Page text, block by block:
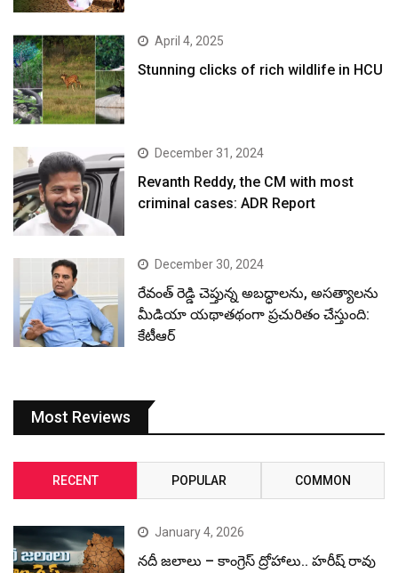
April 4, 2025
Stunning clicks of rich wildlife in HCU
December 31, 2024
Revanth Reddy, the CM with most
criminal cases: ADR Report
December 30, 2024
రేవంత్ రెడ్డి చెప్తున్న అబద్ధాలను, అసత్యాలను
మీడియా యథాతథంగా ప్రచురితం చేస్తుంది:
కేటీఆర్
Most Reviews
RECENT POPULAR COMMON
January 4, 2026
నదీ జలాలు – కాంగ్రెస్ ద్రోహాలు.. హరీష్ రావు